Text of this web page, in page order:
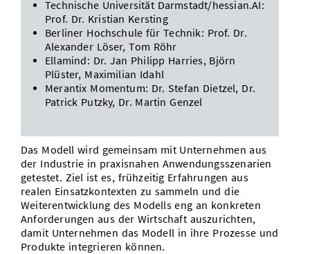
Technische Universität Darmstadt/hessian.AI:
Prof. Dr. Kristian Kersting
Berliner Hochschule für Technik: Prof. Dr.
Alexander Löser, Tom Röhr
Ellamind: Dr. Jan Philipp Harries, Björn
Plüster, Maximilian Idahl
Merantix Momentum: Dr. Stefan Dietzel, Dr.
Patrick Putzky, Dr. Martin Genzel
Das Modell wird gemeinsam mit Unternehmen aus
der Industrie in praxisnahen Anwendungsszenarien
getestet. Ziel ist es, frühzeitig Erfahrungen aus
realen Einsatzkontexten zu sammeln und die
Weiterentwicklung des Modells eng an konkreten
Anforderungen aus der Wirtschaft auszurichten,
damit Unternehmen das Modell in ihre Prozesse und
Produkte integrieren können.